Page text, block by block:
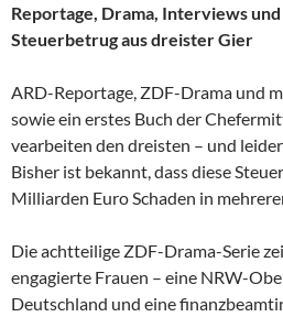
Reportage, Drama, Interviews und
Steuerbetrug aus dreister Gier
ARD-Reportage, ZDF-Drama und
sowie ein erstes Buch der
vearbeiten den dreisten – und
Bisher ist bekannt, dass diese
Milliarden Euro Schaden in
Die achtteilige ZDF-Drama-Serie
engagierte Frauen – eine NRW-
Deutschland und eine